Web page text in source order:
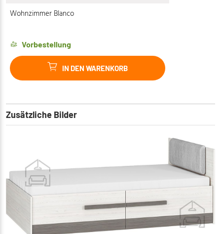
Wohnzimmer Blanco
Vorbestellung
IN DEN WARENKORB
Zusätzliche Bilder